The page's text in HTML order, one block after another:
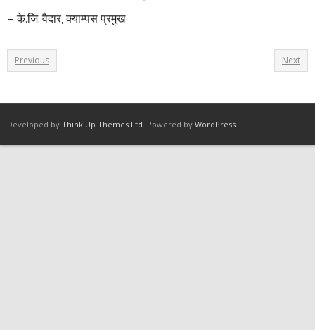
– के.जि. वैदार, क्याम्पस प्रमुख
Previous Next
Developed by Think Up Themes Ltd. Powered by WordPress.